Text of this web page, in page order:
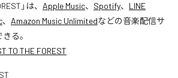
」は、 Apple Music、 Spotify、 LINE
、 Amazon Music Unlimitedなどの音楽配信サ
る。
TO THE FOREST